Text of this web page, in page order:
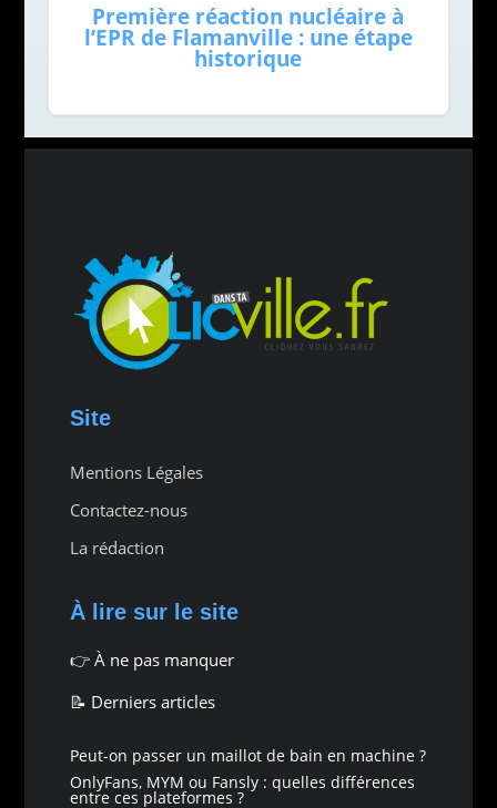
Première réaction nucléaire à
l’EPR de Flamanville : une étape
historique
Site
Mentions Légales
Contactez-nous
La rédaction
À lire sur le site
👉 À ne pas manquer
📝 Derniers articles
Peut-on passer un maillot de bain en machine ?
OnlyFans, MYM ou Fansly : quelles différences
entre ces plateformes ?